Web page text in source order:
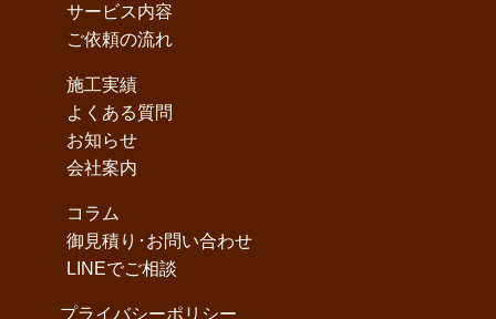
サービス内容
ご依頼の流れ
施工実績
よくある質問
お知らせ
会社案内
コラム
御見積り･お問い合わせ
LINEでご相談
プライバシーポリシー